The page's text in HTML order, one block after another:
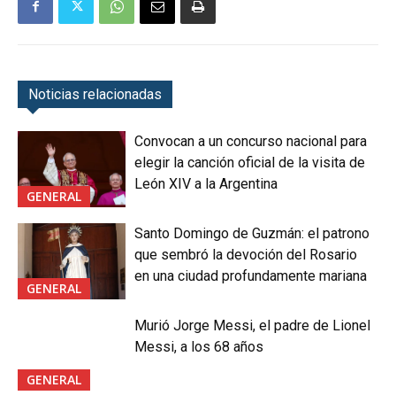
Noticias relacionadas
GENERAL
Convocan a un concurso nacional para
elegir la canción oficial de la visita de
León XIV a la Argentina
GENERAL
Santo Domingo de Guzmán: el patrono
que sembró la devoción del Rosario
en una ciudad profundamente mariana
GENERAL
Murió Jorge Messi, el padre de Lionel
Messi, a los 68 años